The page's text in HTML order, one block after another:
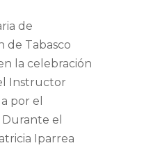
de
de Tabasco
la celebración
Instructor
por el
Durante el
Iparrea